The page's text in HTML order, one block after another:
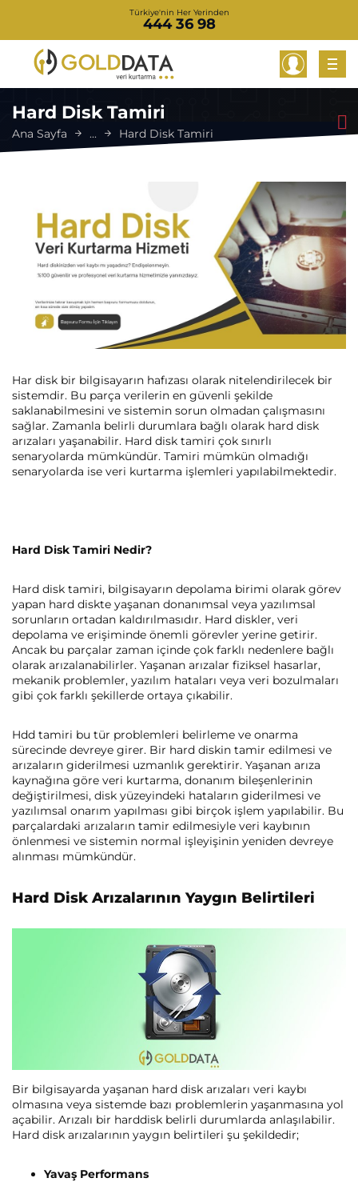
Türkiye'nin Her Yerinden
444 36 98
Hard Disk Tamiri
Ana Sayfa ... Hard Disk Tamiri
Har disk bir bilgisayarın hafızası olarak nitelendirilecek bir
sistemdir. Bu parça verilerin en güvenli şekilde
saklanabilmesini ve sistemin sorun olmadan çalışmasını
sağlar. Zamanla belirli durumlara bağlı olarak hard disk
arızaları yaşanabilir. Hard disk tamiri çok sınırlı
senaryolarda mümkündür. Tamiri mümkün olmadığı
senaryolarda ise veri kurtarma işlemleri yapılabilmektedir.
Hard Disk Tamiri Nedir?
Hard disk tamiri, bilgisayarın depolama birimi olarak görev
yapan hard diskte yaşanan donanımsal veya yazılımsal
sorunların ortadan kaldırılmasıdır. Hard diskler, veri
depolama ve erişiminde önemli görevler yerine getirir.
Ancak bu parçalar zaman içinde çok farklı nedenlere bağlı
olarak arızalanabilirler. Yaşanan arızalar fiziksel hasarlar,
mekanik problemler, yazılım hataları veya veri bozulmaları
gibi çok farklı şekillerde ortaya çıkabilir.
Hdd tamiri bu tür problemleri belirleme ve onarma
sürecinde devreye girer. Bir hard diskin tamir edilmesi ve
arızaların giderilmesi uzmanlık gerektirir. Yaşanan arıza
kaynağına göre veri kurtarma, donanım bileşenlerinin
değiştirilmesi, disk yüzeyindeki hataların giderilmesi ve
yazılımsal onarım yapılması gibi birçok işlem yapılabilir. Bu
parçalardaki arızaların tamir edilmesiyle veri kaybının
önlenmesi ve sistemin normal işleyişinin yeniden devreye
alınması mümkündür.
Hard Disk Arızalarının Yaygın Belirtileri
Bir bilgisayarda yaşanan hard disk arızaları veri kaybı
olmasına veya sistemde bazı problemlerin yaşanmasına yol
açabilir. Arızalı bir harddisk belirli durumlarda anlaşılabilir.
Hard disk arızalarının yaygın belirtileri şu şekildedir;
Yavaş Performans